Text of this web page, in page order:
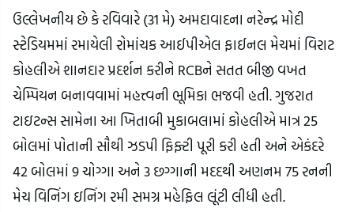
ઉલ્લેખનીય છે કે રવિવારે (31 મે) અમદાવાદના નરેન્દ્ર મોદી
સ્ટેડિયમમાં રમાયેલી રોમાંચક આઈપીએલ ફાઈનલ મેચમાં વિરાટ
કોહલીએ શાનદાર પ્રદર્શન કરીને RCBને સતત બીજી વખત
ચેમ્પિયન બનાવવામાં મહત્ત્વની ભૂમિકા ભજવી હતી. ગુજરાત
ટાઇટન્સ સામેના આ ખિતાબી મુકાબલામાં કોહલીએ માત્ર 25
બોલમાં પોતાની સૌથી ઝડપી ફિફ્ટી પૂરી કરી હતી અને એકંદરે
42 બોલમાં 9 ચોગ્ગા અને 3 છગ્ગાની મદદથી અણનમ 75 રનની
મેચ વિનિંગ ઇનિંગ રમી સમગ્ર મહેફિલ લૂંટી લીધી હતી.